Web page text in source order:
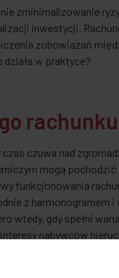
zminimalizowanie
inwestycji.
zobowiązań
w praktyce?
czuwa nad
mogą
funkcjonowania
z harmonogramem
wtedy, gdy spełni
nabywców